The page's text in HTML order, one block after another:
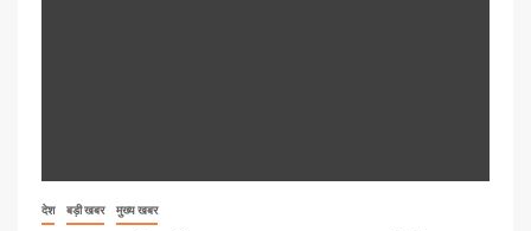
देश बड़ी खबर मुख्य खबर